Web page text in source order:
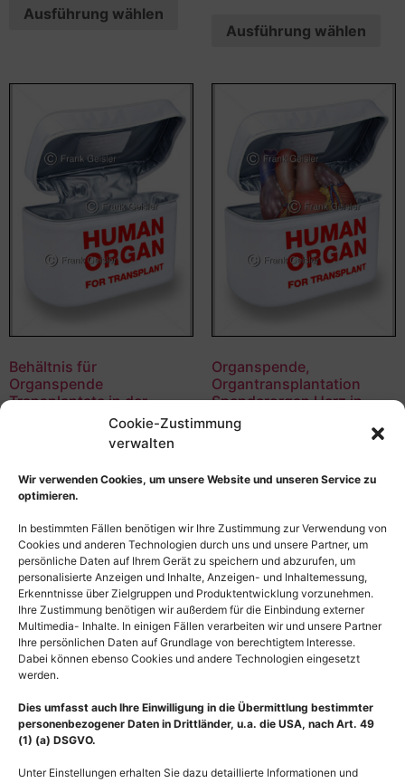
Cookie-Zustimmung
verwalten
Wir verwenden Cookies, um unsere Website und unseren Service zu
optimieren.
In bestimmten Fällen benötigen wir Ihre Zustimmung zur Verwendung von
Cookies und anderen Technologien durch uns und unsere Partner, um
persönliche Daten auf Ihrem Gerät zu speichern und abzurufen, um
personalisierte Anzeigen und Inhalte, Anzeigen- und Inhaltemessung,
Erkenntnisse über Zielgruppen und Produktentwicklung vorzunehmen.
Ihre Zustimmung benötigen wir außerdem für die Einbindung externer
Multimedia- Inhalte. In einigen Fällen verarbeiten wir und unsere Partner
Ihre persönlichen Daten auf Grundlage von berechtigtem Interesse.
Dabei können ebenso Cookies und andere Technologien eingesetzt
werden.
Dies umfasst auch Ihre Einwilligung in die Übermittlung bestimmter
personenbezogener Daten in Drittländer, u.a. die USA, nach Art. 49
(1) (a) DSGVO.
Unter Einstellungen erhalten Sie dazu detaillierte Informationen und
Ausführung wählen
Ausführung wählen
Behältnis für
Organspende
Transplantate in der
Transplantationsmedizin
135,00€
Organspende,
Organtransplantation
Spenderorgan Herz in
Transplantationsmedizin